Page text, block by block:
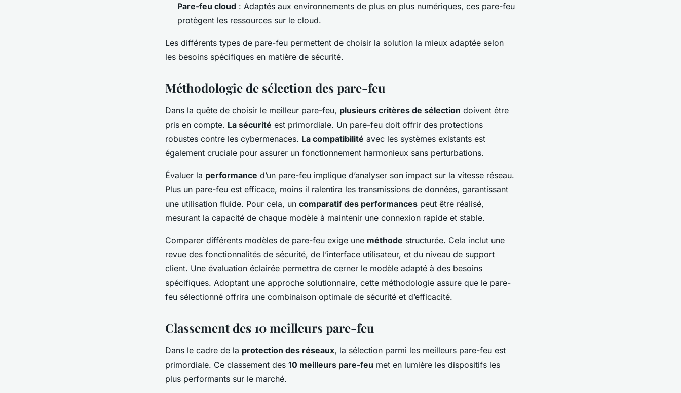
Pare-feu cloud : Adaptés aux environnements de plus en plus numériques, ces pare-feu
protègent les ressources sur le cloud.
Les différents types de pare-feu permettent de choisir la solution la mieux adaptée selon
les besoins spécifiques en matière de sécurité.
Méthodologie de sélection des pare-feu
Dans la quête de choisir le meilleur pare-feu, plusieurs critères de sélection doivent être
pris en compte. La sécurité est primordiale. Un pare-feu doit offrir des protections
robustes contre les cybermenaces. La compatibilité avec les systèmes existants est
également cruciale pour assurer un fonctionnement harmonieux sans perturbations.
Évaluer la performance d’un pare-feu implique d’analyser son impact sur la vitesse réseau.
Plus un pare-feu est efficace, moins il ralentira les transmissions de données, garantissant
une utilisation fluide. Pour cela, un comparatif des performances peut être réalisé,
mesurant la capacité de chaque modèle à maintenir une connexion rapide et stable.
Comparer différents modèles de pare-feu exige une méthode structurée. Cela inclut une
revue des fonctionnalités de sécurité, de l’interface utilisateur, et du niveau de support
client. Une évaluation éclairée permettra de cerner le modèle adapté à des besoins
spécifiques. Adoptant une approche solutionnaire, cette méthodologie assure que le pare-
feu sélectionné offrira une combinaison optimale de sécurité et d’efficacité.
Classement des 10 meilleurs pare-feu
Dans le cadre de la protection des réseaux, la sélection parmi les meilleurs pare-feu est
primordiale. Ce classement des 10 meilleurs pare-feu met en lumière les dispositifs les
plus performants sur le marché.